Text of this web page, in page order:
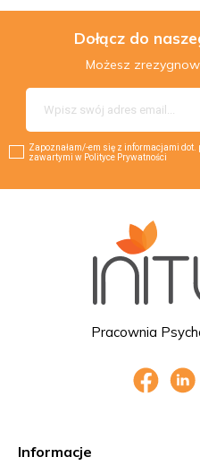
Dołącz do
Możesz
Zapoznałam/-em się z informacjami
zawartymi w Polityce Prywatności
Pracownia
Informacje